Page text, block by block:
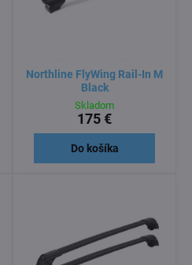
Northline FlyWing Rail-In M
Black
Skladom
175 €
Do košíka